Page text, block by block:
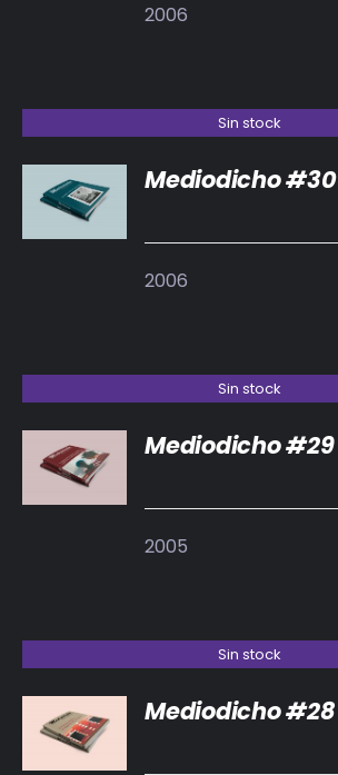
2006
Sin stock
DETALLES
Mediodicho #30
2006
Sin stock
DETALLES
Mediodicho #29
2005
Sin stock
DETALLES
Mediodicho #28